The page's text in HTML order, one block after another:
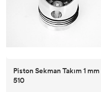
Piston Sekman Takım 1 mm
510